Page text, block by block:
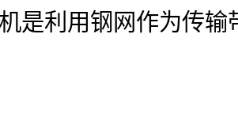
是利用钢网作为传